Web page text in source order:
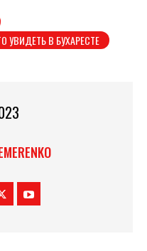
УВИДЕТЬ В БУХАРЕСТЕ